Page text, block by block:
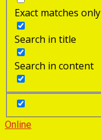
Exact matches only
Search in title
Search in content
Online